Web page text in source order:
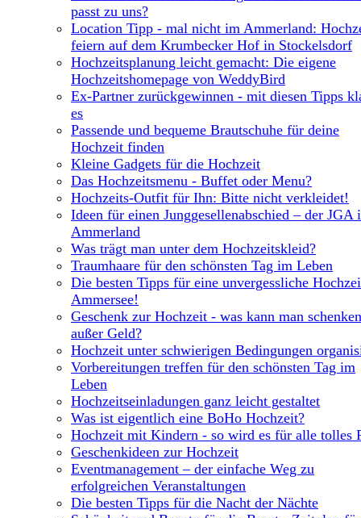
passt zu uns?
Location Tipp - mal nicht im Ammerland:
feiern auf dem Krumbecker Hof in Stockelsdorf
Hochzeitsplanung leicht gemacht: Die eigene
Hochzeitshomepage von WeddyBird
Ex-Partner zurückgewinnen - mit diesen Tipps
es
Passende und bequeme Brautschuhe für deine
Hochzeit finden
Kleine Gadgets für die Hochzeit
Das Hochzeitsmenu - Buffet oder Menu?
Hochzeits-Outfit für Ihn: Bitte nicht verkleidet!
Ideen für einen Junggesellenabschied – der JGA
Ammerland
Was trägt man unter dem Hochzeitskleid?
Traumhaare für den schönsten Tag im Leben
Die besten Tipps für eine unvergessliche
Ammersee!
Geschenk zur Hochzeit - was kann man schenken
außer Geld?
Hochzeit unter schwierigen Bedingungen
Vorbereitungen treffen für den schönsten Tag im
Leben
Hochzeitseinladungen ganz leicht gestaltet
Was ist eigentlich eine BoHo Hochzeit?
Hochzeit mit Kindern - so wird es für alle tolles
Geschenkideen zur Hochzeit
Eventmanagement – der einfache Weg zu
erfolgreichen Veranstaltungen
Die besten Tipps für die Nacht der Nächte